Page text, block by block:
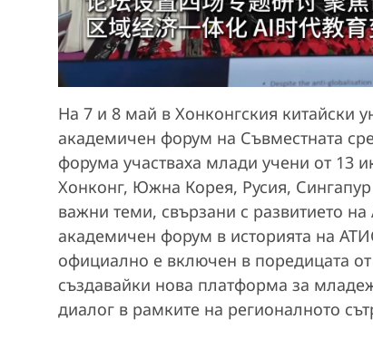
На 7 и 8 май в Хонконгския китайски
академичен форум на Съвместната
форума участваха млади учени от 13
Хонконг, Южна Корея, Русия,
важни теми, свързани с развитието
академичен форум в историята на
официално е включен в поредицата от
създавайки нова платформа за
диалог в рамките на регионалното